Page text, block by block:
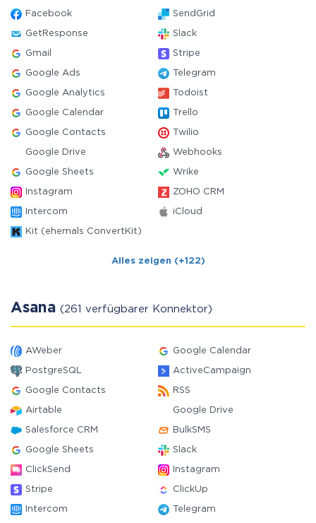
Facebook SendGrid
GetResponse Slack
Gmail Stripe
Google Ads Telegram
Google Analytics Todoist
Google Calendar Trello
Google Contacts Twilio
Google Drive Webhooks
Google Sheets Wrike
Instagram ZOHO CRM
Intercom iCloud
Kit (ehemals ConvertKit)
Alles zeigen (+122)
Asana (261 verfügbarer Konnektor)
AWeber Google Calendar
PostgreSQL ActiveCampaign
Google Contacts RSS
Airtable Google Drive
Salesforce CRM BulkSMS
Google Sheets Slack
ClickSend Instagram
Stripe ClickUp
Intercom Telegram